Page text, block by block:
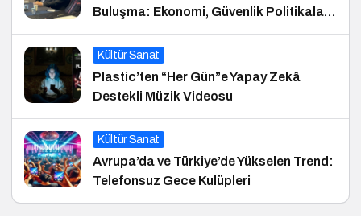
Buluşma: Ekonomi, Güvenlik Politikaları
ve Hukuk Konferansı
Kültür Sanat
Plastic’ten “Her Gün”e Yapay Zekâ
Destekli Müzik Videosu
Kültür Sanat
Avrupa’da ve Türkiye’de Yükselen Trend:
Telefonsuz Gece Kulüpleri